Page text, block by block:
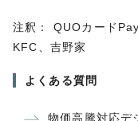
注釈： QUOカード
KFC、吉野家
よくある質問
物価高騰対応デ